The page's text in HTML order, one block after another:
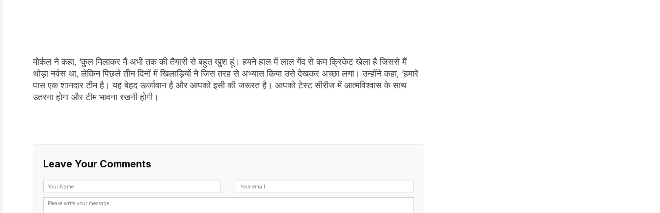
मोर्कल ने कहा, ‘कुल मिलाकर मैं अभी तक की तैयारी से बहुत खुश हूं। हमने हाल में लाल गेंद से कम क्रिकेट खेला है जिससे मैं
थोड़ा नर्वस था, लेकिन पिछले तीन दिनों में खिलाड़ियों ने जिस तरह से अभ्यास किया उसे देखकर अच्छा लगा। उन्होंने कहा, ‘हमारे
पास एक शानदार टीम है। यह बेहद ऊर्जावान है और आपको इसी की जरूरत है। आपको टेस्ट सीरीज में आत्मविश्वास के साथ
उतरना होगा और टीम भावना रखनी होगी।
Leave Your Comments